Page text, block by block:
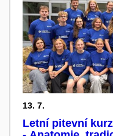
13. 7.
Letní pitevní